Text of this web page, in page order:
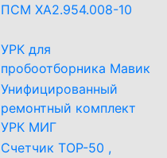
ПСМ ХА2.954.008-10
УРК для
пробоотборника Мавик
Унифицированный
ремонтный комплект
УРК МИГ
Счетчик ТОР-50 ,